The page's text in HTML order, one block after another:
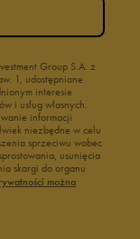
Group S.A. z
1, udostępnione
interesie
i usług własnych.
informacji
niezbędne w celu
sprzeciwu wobec
usunięcia
skargi do organu
można